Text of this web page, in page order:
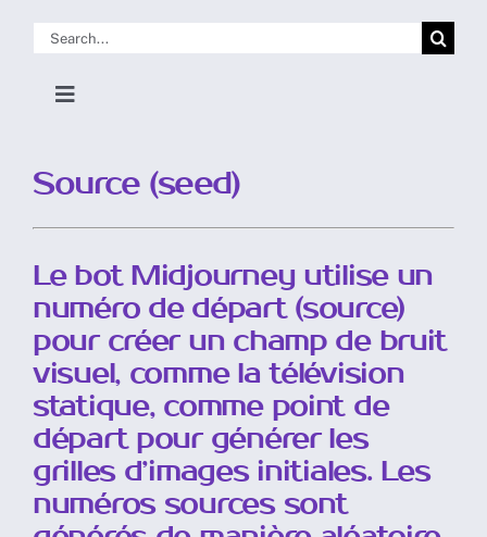
Search
Toggle
Pour commencer
Utiliser Discord
Utiliser le Site Web
Commandes, Paramètres et Outils
Rédiger un Prompt
Source (seed)
Le bot Midjourney utilise un
numéro de départ (source)
pour créer un champ de bruit
visuel, comme la télévision
statique, comme point de
départ pour générer les
grilles d’images initiales. Les
numéros sources sont